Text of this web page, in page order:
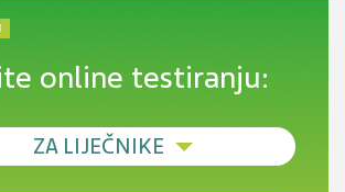
online testiranju:
ZA LIJEČNIKE